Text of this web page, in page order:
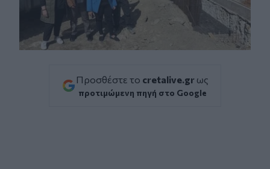
Προσθέστε το cretalive.gr ως
προτιμώμενη πηγή στο Google